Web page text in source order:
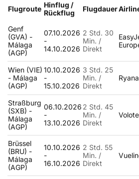
Flugroute Hinflug /
Rückflug
Flugdauer
Genf
(GVA) -
Málaga
(AGP)
07.10.2026
-
14.10.2026
2 Std. 30
Min. /
Direkt
Wien (VIE)
- Málaga
(AGP)
10.10.2026
-
15.10.2026
3 Std. 25
Min. /
Direkt
Straßburg
(SXB) -
Málaga
(AGP)
06.10.2026
-
13.10.2026
2 Std. 45
Min. /
Direkt
Brüssel
(BRU) -
Málaga
(AGP)
10.10.2026
-
16.10.2026
2 Std. 55
Min. /
Direkt